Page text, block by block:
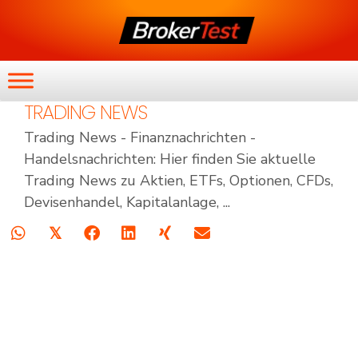
TRADING NEWS
Trading News - Finanznachrichten -
Handelsnachrichten: Hier finden Sie aktuelle
Trading News zu Aktien, ETFs, Optionen, CFDs,
Devisenhandel, Kapitalanlage, ...
𝕏